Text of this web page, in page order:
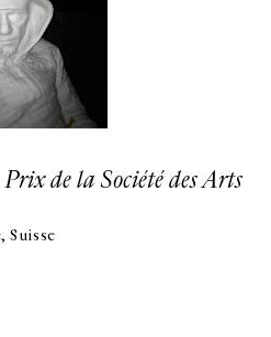
de la Société des Arts
Suisse